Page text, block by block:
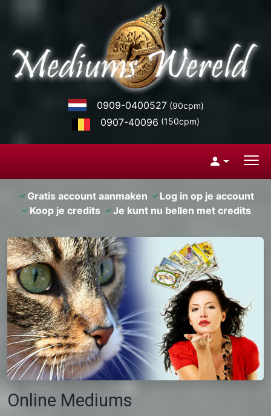
0909-0400527 (90cpm)
0907-40096 (150cpm)
Gratis account aanmaken
Log in op je account
Koop je credits
Je kunt nu bellen met credits
Online Mediums